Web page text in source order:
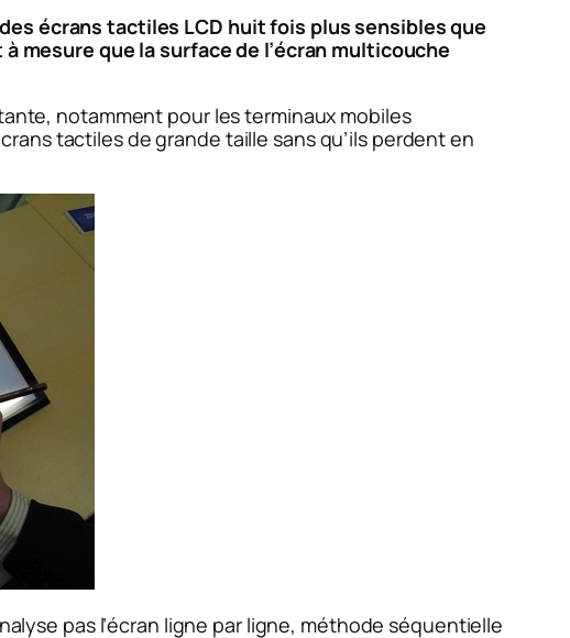
écrans tactiles LCD huit fois plus sensibles que
mesure que la surface de l’écran multicouche
notamment pour les terminaux mobiles
tactiles de grande taille sans qu’ils perdent en
pas l’écran ligne par ligne, méthode séquentielle